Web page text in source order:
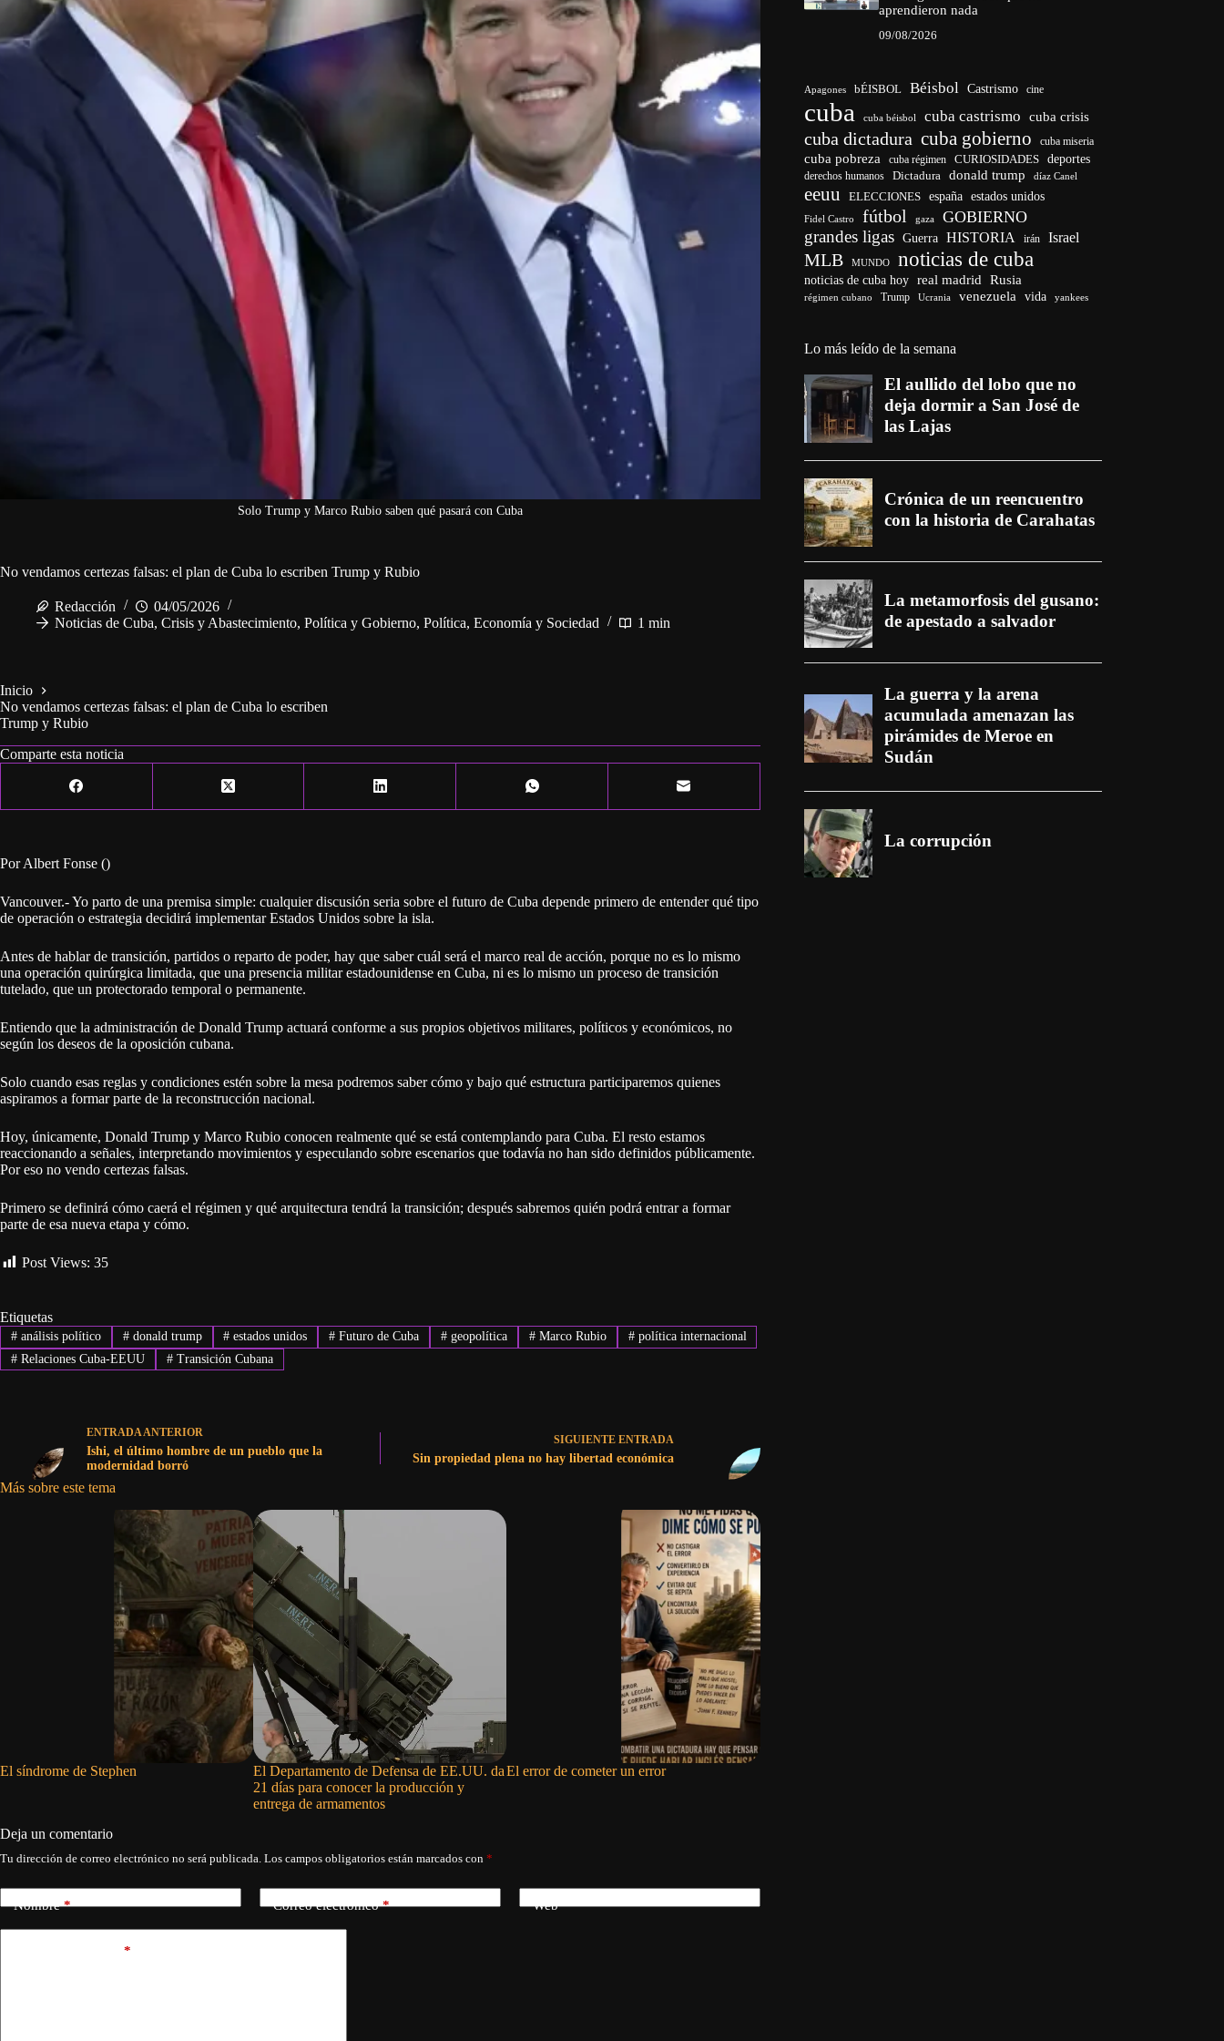
Solo Trump y Marco Rubio saben qué pasará con Cuba
No vendamos certezas falsas: el plan de Cuba lo escriben Trump y Rubio
Redacción
04/05/2026
Noticias de Cuba, Crisis y Abastecimiento, Política y Gobierno, Política, Economía y Sociedad 1 min
Inicio
No vendamos certezas falsas: el plan de Cuba lo escriben
Trump y Rubio
Comparte esta noticia
Por Albert Fonse ()
Vancouver.- Yo parto de una premisa simple: cualquier discusión seria sobre el futuro de Cuba depende primero de entender qué tipo
de operación o estrategia decidirá implementar Estados Unidos sobre la isla.
Antes de hablar de transición, partidos o reparto de poder, hay que saber cuál será el marco real de acción, porque no es lo mismo
una operación quirúrgica limitada, que una presencia militar estadounidense en Cuba, ni es lo mismo un proceso de transición
tutelado, que un protectorado temporal o permanente.
Entiendo que la administración de Donald Trump actuará conforme a sus propios objetivos militares, políticos y económicos, no
según los deseos de la oposición cubana.
Solo cuando esas reglas y condiciones estén sobre la mesa podremos saber cómo y bajo qué estructura participaremos quienes
aspiramos a formar parte de la reconstrucción nacional.
Hoy, únicamente, Donald Trump y Marco Rubio conocen realmente qué se está contemplando para Cuba. El resto estamos
reaccionando a señales, interpretando movimientos y especulando sobre escenarios que todavía no han sido definidos públicamente.
Por eso no vendo certezas falsas.
Primero se definirá cómo caerá el régimen y qué arquitectura tendrá la transición; después sabremos quién podrá entrar a formar
parte de esa nueva etapa y cómo.
Post Views: 35
Etiquetas
#análisis político #donald trump # estados unidos # Futuro de Cuba # geopolítica #Marco Rubio #política internacional
#Relaciones Cuba-EEUU #Transición Cubana
ENTRADA ANTERIOR
Ishi, el último hombre de un pueblo que la
modernidad borró
SIGUIENTE ENTRADA
Sin propiedad plena no hay libertad económica
Más sobre este tema
El síndrome de Stephen
El Departamento de Defensa de EE.UU. da
21 días para conocer la producción y
entrega de armamentos
El error de cometer un error
Deja un comentario
Tu dirección de correo electrónico no será publicada. Los campos obligatorios están marcados con *
Nombre* Correo electrónico* Web
*
aprendieron nada
09/08/2026
Apagones bÉISBOL Béisbol Castrismo cine
cuba cuba béisbol cuba castrismo cuba crisis
cuba dictadura cuba gobierno cuba miseria
cuba pobreza cuba régimen CURIOSIDADES deportes
derechos humanos Dictadura donald trump díaz Canel
eeuu ELECCIONES españa estados unidos
Fidel Castro fútbol gaza GOBIERNO
grandes ligas Guerra HISTORIA irán Israel
MLB MUNDO noticias de cuba
noticias de cuba hoy real madrid Rusia
régimen cubano Trump Ucrania venezuela vida yankees
Lo más leído de la semana